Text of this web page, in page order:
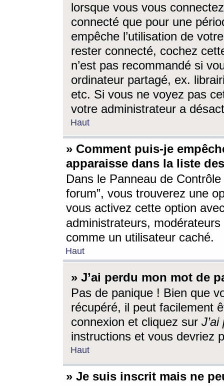
lorsque vous vous
connecté que pour une
empêche l’utilisation de
rester connecté, cochez
n’est pas recommandé si
ordinateur partagé, ex.
etc. Si vous ne voyez pas
votre administrateur a
Haut
» Comment puis-je
apparaisse dans la liste
Dans le Panneau de
forum”, vous trouverez une
vous activez cette option
administrateurs,
comme un utilisateur caché.
Haut
» J’ai perdu mon mot de
Pas de panique ! Bien que
récupéré, il peut facilement
connexion et cliquez sur
instructions et vous devriez
Haut
» Je suis inscrit mais ne